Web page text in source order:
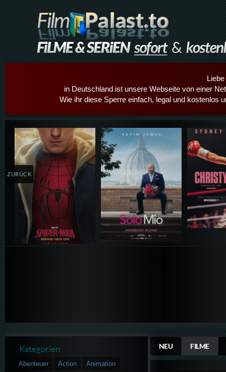
in Deutschland ist unsere Webseite von einer
Wie ihr diese Sperre einfach, legal und kostenlos
Details,Play Details,Play
ZURÜCK
NEU FILME
Kategorien
Abenteuer Action
Animation